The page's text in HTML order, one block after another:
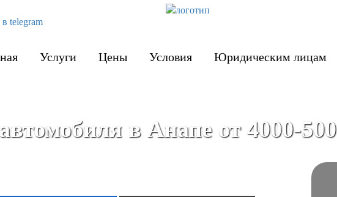
Услуги Цены Условия Юридическим лицам
в Анапе от 4000-